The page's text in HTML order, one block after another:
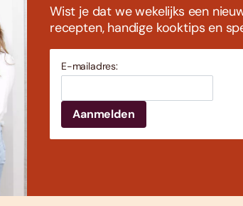
Wist je dat we wekelijks een
recepten, handige kooktips en
E-mailadres: